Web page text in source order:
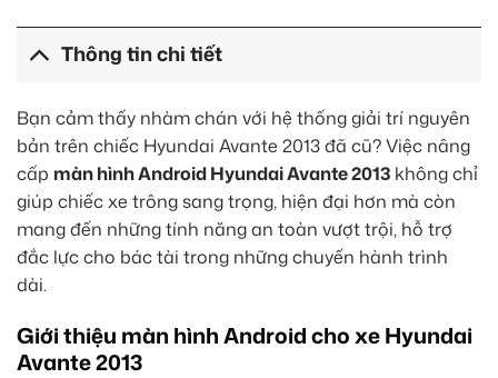
Thông tin chi tiết
Bạn cảm thấy nhàm chán với hệ thống giải trí nguyên
bản trên chiếc Hyundai Avante 2013 đã cũ? Việc nâng
cấp màn hình Android Hyundai Avante 2013 không chỉ
giúp chiếc xe trông sang trọng, hiện đại hơn mà còn
mang đến những tính năng an toàn vượt trội, hỗ trợ
đắc lực cho bác tài trong những chuyến hành trình
dài.
Giới thiệu màn hình Android cho xe Hyundai
Avante 2013